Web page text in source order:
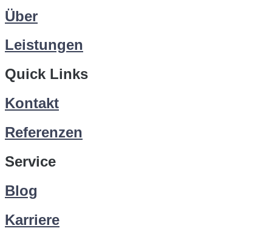
Über
Leistungen
Quick Links
Kontakt
Referenzen
Service
Blog
Karriere